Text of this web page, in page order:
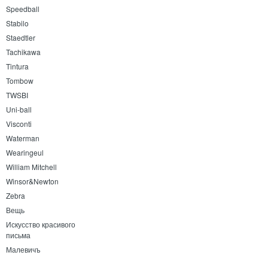
Speedball
Stabilo
Staedtler
Tachikawa
Tintura
Tombow
TWSBI
Uni-ball
Visconti
Waterman
Wearingeul
William Mitchell
Winsor&Newton
Zebra
Вещь
Искусство красивого
письма
Малевичъ